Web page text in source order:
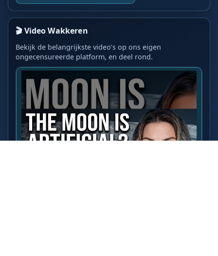
🎬 Video Wakkeren
Bekijk de belangrijkste video’s op ons eigen
ongecensureerde platform, en deel rond.